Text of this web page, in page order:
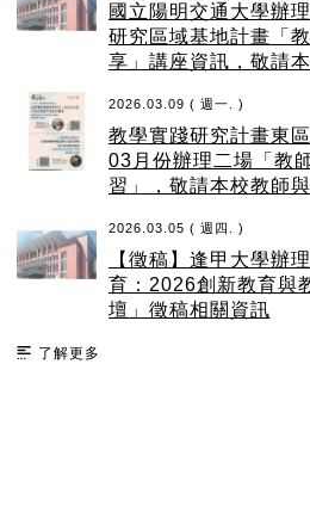
國立陽明交通大學辦
研究區域基地計畫「
享」講座資訊，敬請
2026.03.09 ( 週一. )
教學實踐研究計畫東
03月份辦理二場「教
習」，敬請本校教師
2026.03.05 ( 週四. )
【徵稿】逢甲大學辦
育：2026創新教育與
壇」徵稿相關資訊
了解更多